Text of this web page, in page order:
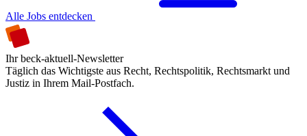
Alle Jobs entdecken
Ihr beck-aktuell-Newsletter
Täglich das Wichtigste aus Recht, Rechtspolitik, Rechtsmarkt und
Justiz in Ihrem Mail-Postfach.